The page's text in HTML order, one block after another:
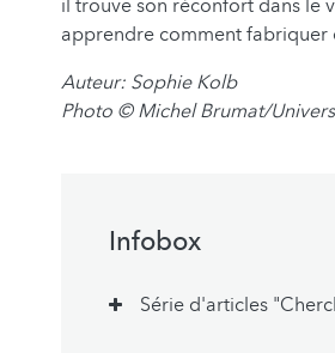
il trouve son réconfort dans le
apprendre comment fabriquer
Auteur: Sophie Kolb
Photo ©Michel Brumat/
Infobox
Série d'articles